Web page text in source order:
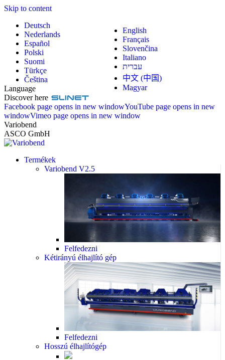
Skip to content
Deutsch
English
Nederlands
Français
Español
Slovenčina
Polski
Italiano
Suomi
עברית
Türkçe
中文 (中国)
Čeština
Magyar
Language
Discover here
Facebook page opens in new windowYouTube page opens in new
windowVimeo page opens in new window
Variobend
ASCO GmbH
Termékek
Variobend V2.5
Felfedezni
Kétirányú élhajlító gép
Felfedezni
Hosszú élhajlítógép